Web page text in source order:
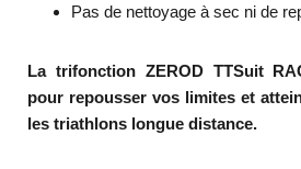
Pas de nettoyage à sec ni de
La trifonction ZEROD TTSuit
pour repousser vos limites et
les triathlons longue distance.